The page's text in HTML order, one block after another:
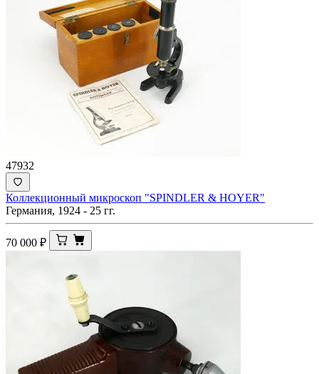
47932
Коллекционный микроскоп "SPINDLER & HOYER"
Германия, 1924 - 25 гг.
70 000 ₽